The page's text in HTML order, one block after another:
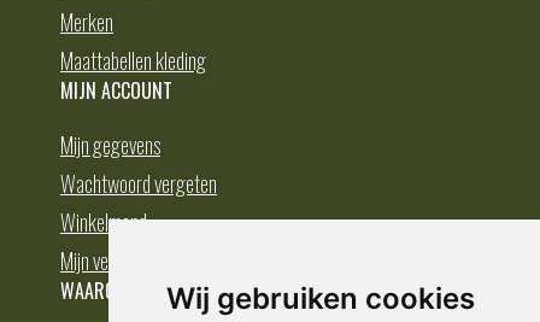
Wij gebruiken cookies
Merken
Maattabellen kleding
MIJN ACCOUNT
Mijn gegevens
Wachtwoord vergeten
Winkelmand
Mijn verlanglijst
WAAROM BESTELLEN BIJ DEDUMP.NL